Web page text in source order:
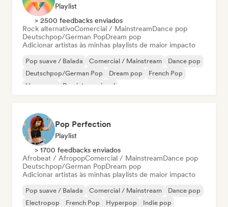
Playlist
> 2500 feedbacks enviados
Rock alternativoComercial / MainstreamDance pop
Deutschpop/German PopDream pop
Adicionar artistas às minhas playlists de maior impacto
Pop suave / Balada Comercial / Mainstream
Dance pop
Deutschpop/German Pop
Dream pop
French Pop
Hyperpop
Pop internacional
Pop Perfection
Playlist
> 1700 feedbacks enviados
Afrobeat / AfropopComercial / MainstreamDance pop
Deutschpop/German PopDream pop
Adicionar artistas às minhas playlists de maior impacto
Pop suave / Balada Comercial / Mainstream
Dance pop
Electropop
French Pop Hyperpop
Indie pop